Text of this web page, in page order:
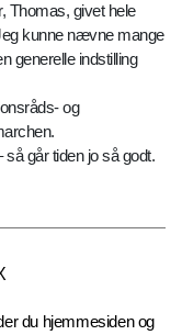
Thomas, givet hele
kunne nævne mange
generelle indstilling
og
går tiden jo så godt.
du hjemmesiden og